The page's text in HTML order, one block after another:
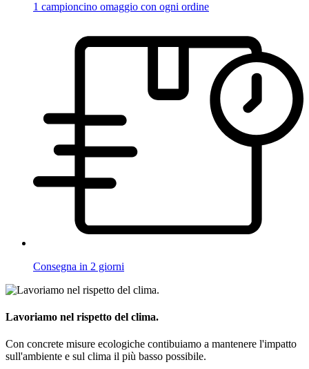
1 campioncino omaggio con ogni ordine
Consegna in 2 giorni
Lavoriamo nel rispetto del clima.
Con concrete misure ecologiche contibuiamo a mantenere l'impatto
sull'ambiente e sul clima il più basso possibile.